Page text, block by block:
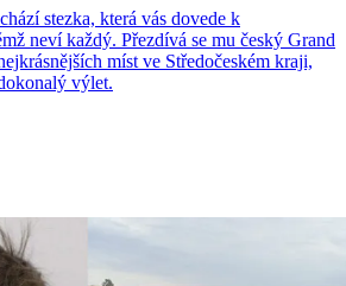
stezka, která vás dovede k
neví každý. Přezdívá se mu český Grand
míst ve Středočeském kraji,
výlet.